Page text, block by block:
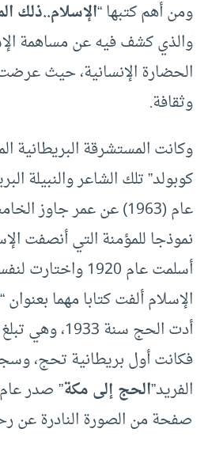
ومن أهم كتبها “الإسلام..ذلك
والذي كشف فيه عن مساهمة
الحضارة الإنسانية، حيث
وثقافة.
وكانت المستشرقة البريطانية
كوبولد” تلك الشاعر والنبيلة
عام (1963) عن عمر جاوز
نموذجا للمؤمنة التي أنصفت
أسلمت عام 1920
الإسلام ألفت كتابا مهما بعنوان “
فكانت أول بريطانية تحج،
الفريد”الحج إلى مكة
صفحة من الصورة النادرة عن